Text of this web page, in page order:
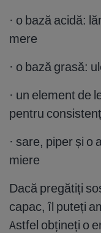
· o bază acidă:
mere
· o bază grasă:
· un element de
pentru
· sare, piper și
miere
Dacă pregătiți
capac, îl puteți
Astfel obțineți o